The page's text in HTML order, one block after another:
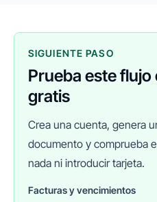
SIGUIENTE PASO
Prueba este
gratis
Crea una cuenta, genera
documento y comprueba
nada ni introducir tarjeta.
Facturas y vencimientos